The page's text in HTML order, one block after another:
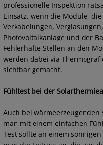
professionelle Inspektion
Einsatz, wenn die Module,
Verkabelungen,
Photovoltaikanlage und der
Fehlerhafte Stellen an den
werden dabei via
sichtbar gemacht.
Fühltest bei der
Auch bei
man mit einem einfachen
Test sollte an einem